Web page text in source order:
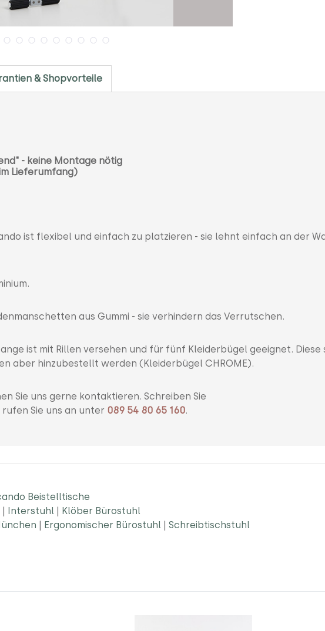
& Shopvorteile
- keine Montage nötig
Lieferumfang)
ist flexibel und einfach zu platzieren - sie lehnt einfach an der
aus Gummi - sie verhindern das Verrutschen.
ist mit Rillen versehen und für fünf Kleiderbügel geeignet. Diese
aber hinzubestellt werden (Kleiderbügel CHROME).
Sie uns gerne kontaktieren. Schreiben Sie
Sie uns an unter 089 54 80 65 160.
Beistelltische
| Interstuhl | Klöber Bürostuhl
| Ergonomischer Bürostuhl | Schreibtischstuhl